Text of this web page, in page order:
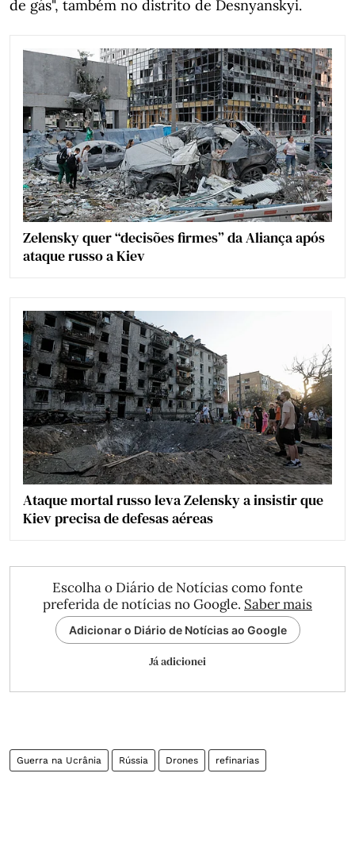
de gás", também no distrito de Desnyanskyi.
Zelensky quer “decisões firmes” da Aliança após
ataque russo a Kiev
Ataque mortal russo leva Zelensky a insistir que
Kiev precisa de defesas aéreas
Escolha o Diário de Notícias como fonte
preferida de notícias no Google. Saber mais
Adicionar o Diário de Notícias ao Google
Já adicionei
Guerra na Ucrânia Rússia Drones refinarias